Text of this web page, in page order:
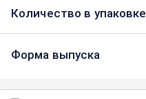
Количество в упаковке
Форма выпуска